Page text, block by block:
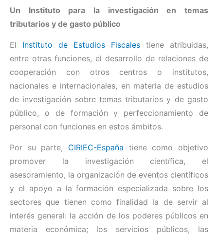
Un Instituto para la investigación en temas
tributarios y de gasto público
El Instituto de Estudios Fiscales tiene atribuidas,
entre otras funciones, el desarrollo de relaciones de
cooperación con otros centros o institutos,
nacionales e internacionales, en materia de estudios
de investigación sobre temas tributarios y de gasto
público, o de formación y perfeccionamiento de
personal con funciones en estos ámbitos.
Por su parte, CIRIEC-España tiene como objetivo
promover la investigación científica, el
asesoramiento, la organización de eventos científicos
y el apoyo a la formación especializada sobre los
sectores que tienen como finalidad la de servir al
interés general: la acción de los poderes públicos en
materia económica; los servicios públicos, las